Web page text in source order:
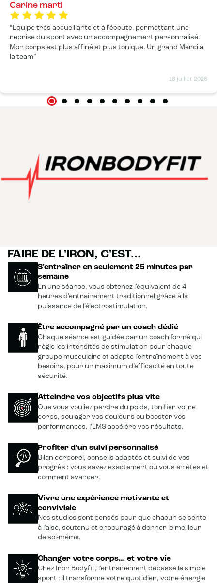
Carine marti
16 juillet 2026
Équipe très accueillante et à l'écoute, permettant une
reprise du sport avec un accompagnement personnalisé.
Mon corps est plus affiné et plus tonique. Un grand Merci à
la team
FAIRE DE L'IRON, C'EST...
S’entraîner en seulement 25 minutes par
semaine
En une séance, vous obtenez l’équivalent de 4
heures d’entraînement traditionnel grâce à la
puissance de l’électrostimulation.
Être accompagné par un coach dédié
Chaque séance est guidée par un coach formé qui
règle les intensités de stimulation pour chaque
groupe musculaire et adapte l’entraînement à vos
besoins, pour un maximum d’efficacité en toute
sécurité.
Atteindre vos objectifs plus vite
Que vous vouliez perdre du poids, tonifier votre
corps, soulager vos douleurs ou booster vos
performances, l'EMS accélère vos résultats.
Profiter d’un suivi personnalisé
Bilan corporel, conseils adaptés et suivi de vos
progrès : vous savez exactement où vous en êtes et
comment avancer.
Vivre une expérience motivante et
conviviale
Nos studios sont pensés pour que chacun se sente
à l’aise, soutenu et encouragé à donner le meilleur
de soi-même.
Changer votre corps… et votre vie
Chez Iron Bodyfit, l’entraînement dépasse le simple
sport : il transforme votre quotidien, votre énergie